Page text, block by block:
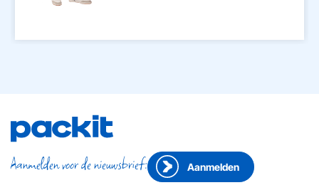
Aanmelden voor de nieuwsbrief: Aanmelden